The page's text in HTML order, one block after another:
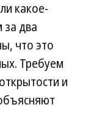
какое-
за два
что это
Требуем
и